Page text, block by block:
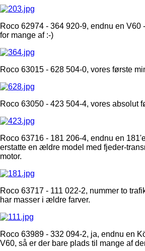
Roco 62974 - 364 920-9, endnu en V60
for mange af :-)
Roco 63015 - 628 504-0, vores første
Roco 63050 - 423 504-4, vores absolut
Roco 63716 - 181 206-4, endnu en
erstatte en ældre model med fjeder-
motor.
Roco 63717 - 111 022-2, nummer to
har masser i ældre farver.
Roco 63989 - 332 094-2, ja, endnu en
V60, så er der bare plads til mange af